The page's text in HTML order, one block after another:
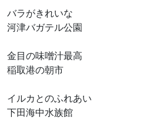
バラがきれいな
河津バガテル公園
金目の味噌汁最高
稲取港の朝市
イルカとのふれあい
下田海中水族館